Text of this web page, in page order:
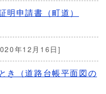
明申請書（町道）
年12月16日]
き（道路台帳平面図の